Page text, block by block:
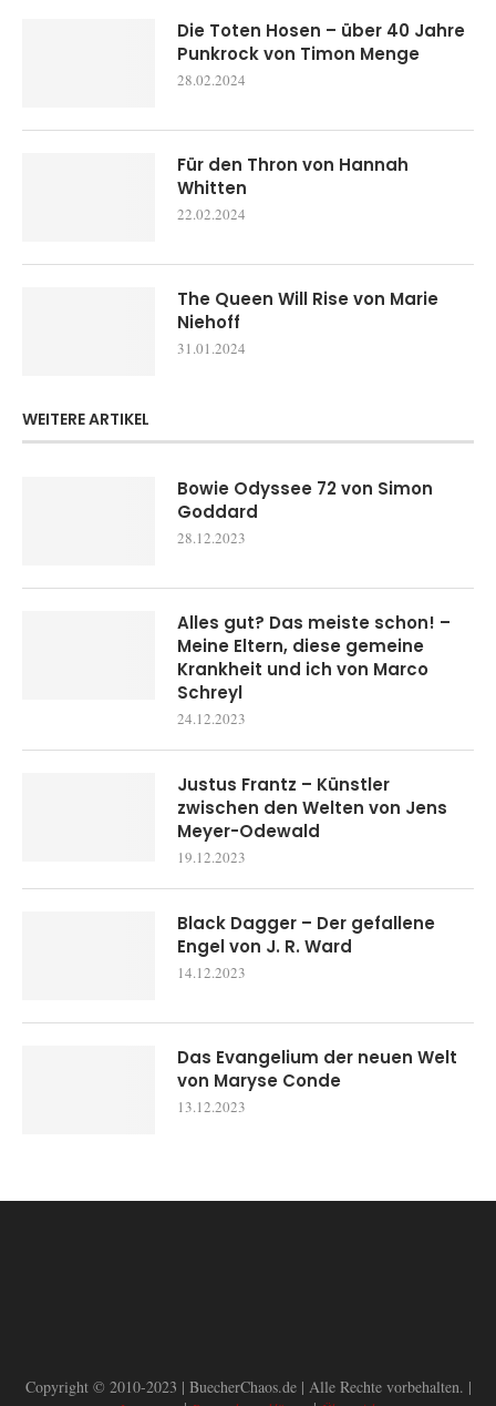
Die Toten Hosen – über 40 Jahre
Punkrock von Timon Menge
28.02.2024
Für den Thron von Hannah
Whitten
22.02.2024
The Queen Will Rise von Marie
Niehoff
31.01.2024
WEITERE ARTIKEL
Bowie Odyssee 72 von Simon
Goddard
28.12.2023
Alles gut? Das meiste schon! –
Meine Eltern, diese gemeine
Krankheit und ich von Marco
Schreyl
24.12.2023
Justus Frantz – Künstler
zwischen den Welten von Jens
Meyer-Odewald
19.12.2023
Black Dagger – Der gefallene
Engel von J. R. Ward
14.12.2023
Das Evangelium der neuen Welt
von Maryse Conde
13.12.2023
Copyright © 2010-2023 | BuecherChaos.de | Alle Rechte vorbehalten. |